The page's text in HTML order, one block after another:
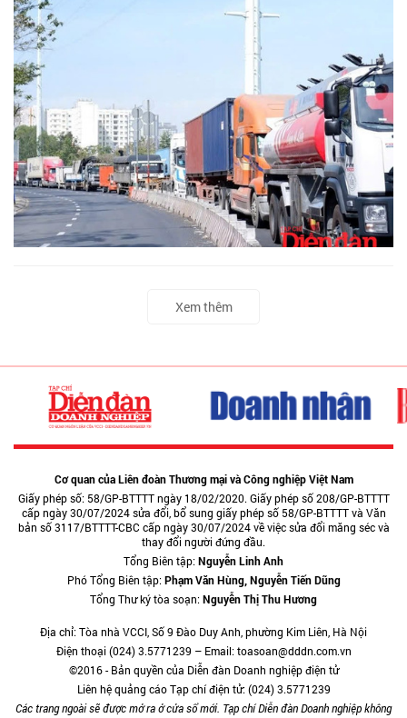
Xem thêm
Cơ quan của Liên đoàn Thương mại và Công nghiệp Việt Nam
Giấy phép số: 58/GP-BTTTT ngày 18/02/2020. Giấy phép số 208/GP-BTTTT
cấp ngày 30/07/2024 sửa đổi, bổ sung giấy phép số 58/GP-BTTTT và Văn
bản số 3117/BTTTT-CBC cấp ngày 30/07/2024 về việc sửa đổi măng séc và
thay đổi người đứng đầu.
Tổng Biên tập:Nguyễn Linh Anh
Phó Tổng Biên tập:Phạm Văn Hùng, Nguyễn Tiến Dũng
Tổng Thư ký tòa soạn:Nguyễn Thị Thu Hương
Địa chỉ: Tòa nhà VCCI, Số 9 Đào Duy Anh, phường Kim Liên, Hà Nội
Điện thoại (024) 3.5771239 – Email: toasoan@dddn.com.vn
©2016 - Bản quyền của Diễn đàn Doanh nghiệp điện tử
Liên hệ quảng cáo Tạp chí điện tử: (024) 3.5771239
Các trang ngoài sẽ được mở ra ở cửa sổ mới. Tạp chí Diễn đàn Doanh nghiệp không